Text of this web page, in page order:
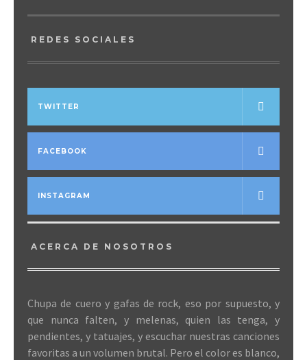
REDES SOCIALES
TWITTER
FACEBOOK
INSTAGRAM
ACERCA DE NOSOTROS
Chupa de cuero y gafas de rock, eso por supuesto, y
que nunca falten, y melenas, quien las tenga, y
pendientes, y tatuajes, y escuchar nuestras canciones
favoritas a un volumen brutal. Pero el color es blanco,